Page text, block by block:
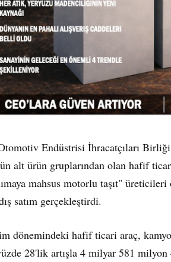
Endüstrisi İhracatçıları
alt ürün gruplarından olan hafif
mahsus motorlu taşıt"
satım gerçekleştirdi.
dönemindeki hafif ticari araç,
28'lik artışla 4 milyar 581